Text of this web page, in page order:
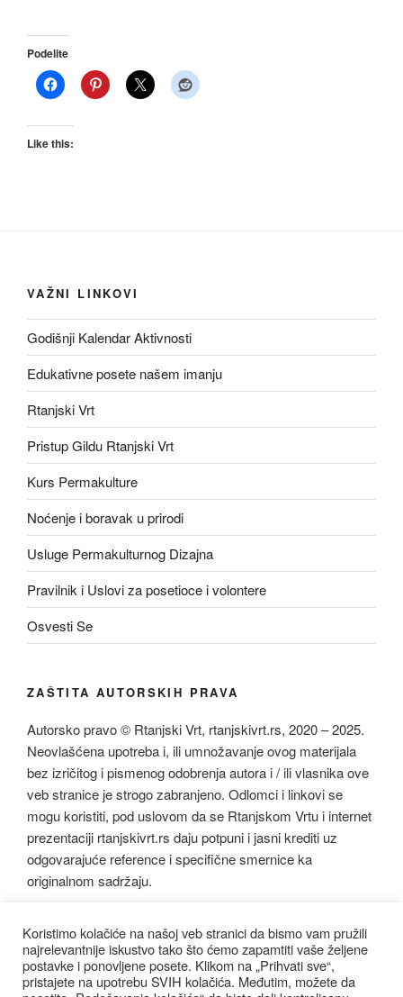
Podelite
Like this:
VAŽNI LINKOVI
Godišnji Kalendar Aktivnosti
Edukativne posete našem imanju
Rtanjski Vrt
Pristup Gildu Rtanjski Vrt
Kurs Permakulture
Noćenje i boravak u prirodi
Usluge Permakulturnog Dizajna
Pravilnik i Uslovi za posetioce i volontere
Osvesti Se
ZAŠTITA AUTORSKIH PRAVA
Autorsko pravo © Rtanjski Vrt, rtanjskivrt.rs, 2020 – 2025.
Neovlašćena upotreba i, ili umnožavanje ovog materijala
bez izričitog i pismenog odobrenja autora i / ili vlasnika ove
veb stranice je strogo zabranjeno. Odlomci i linkovi se
mogu koristiti, pod uslovom da se Rtanjskom Vrtu i internet
prezentaciji rtanjskivrt.rs daju potpuni i jasni krediti uz
odgovarajuće reference i specifične smernice ka
originalnom sadržaju.
FacebookInstagramyoutubeEmail
Koristimo kolačiće na našoj veb stranici da bismo vam pružili
najrelevantnije iskustvo tako što ćemo zapamtiti vaše željene
postavke i ponovljene posete. Klikom na „Prihvati sve“,
pristajete na upotrebu SVIH kolačića. Međutim, možete da